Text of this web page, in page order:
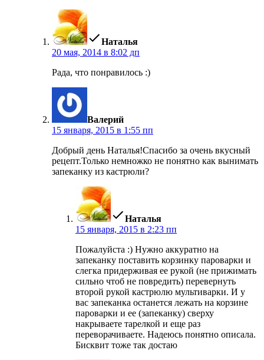
Наталья
20 мая, 2014 в 8:02 дп
Рада, что понравилось :)
Валерий
15 января, 2015 в 1:55 пп
Добрый день Наталья!Спасибо за очень вкусный
рецепт.Только немножко не понятно как вынимать
запеканку из кастрюли?
Наталья
15 января, 2015 в 2:23 пп
Пожалуйста :) Нужно аккуратно на
запеканку поставить корзинку пароварки и
слегка придерживая ее рукой (не прижимать
сильно чтоб не повредить) перевернуть
второй рукой кастрюлю мультиварки. И у
вас запеканка останется лежать на корзине
пароварки и ее (запеканку) сверху
накрываете тарелкой и еще раз
переворачиваете. Надеюсь понятно описала.
Бисквит тоже так достаю